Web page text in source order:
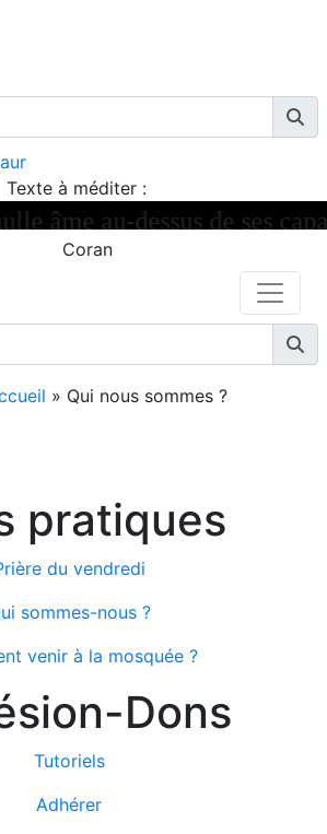
Texte à méditer :
au-dessus de ses
Coran
» Qui nous sommes ?
pratiques
du vendredi
sommes-nous ?
venir à la mosquée ?
Dons
Tutoriels
Adhérer